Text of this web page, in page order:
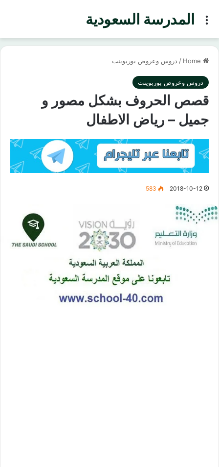
المدرسة السعوديةMenu
/ دروس وعروض بوربوينت
دروس وعروض بوربوينت
قصص الحروف بشكل مصور و
جميل – رياض الاطفال
2018-10-12
583